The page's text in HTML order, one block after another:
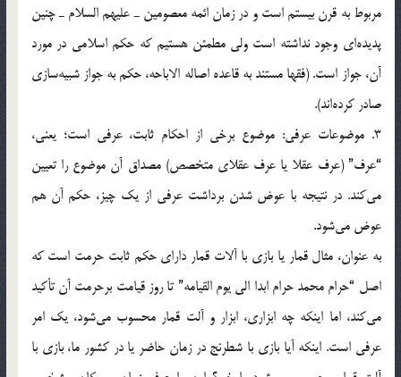
مربوط به قرن بيستم است و در زمان ائمه معصومين ـ عليهم السلام ـ چنين
پديده‌اي وجود نداشته است ولي مطمئن هستيم که حکم اسلامي در مورد
آن، جواز است. (فقها مستند به قاعده اصاله الاباحه، حکم به جواز شبيه‌سازي
صادر کرده‌اند).
3. موضوعات عرفي: موضوع برخي از احکام ثابت، عرفي است؛ يعني،
“عرف” (عرف عقلا یا عرف عقلای متخصص) مصداق آن موضوع را تعيين
مي‌کند. در نتيجه با عوض شدن برداشت عرفي از يک چيز، حکم آن هم
عوض مي‌شود.
به عنوان، مثال قمار يا بازي با آلات قمار داراي حکم ثابت حرمت است که
اصل “حرام محمد حرام ابدا الي يوم القيامه” تا روز قيامت برحرمت آن تأکيد
مي‌کند، اما اينکه چه ابزاري، ابزار و آلت قمار محسوب مي‌شود، يک امر
عرفي است. اينکه آيا بازي با شطرنج در زمان حاضر يا در کشور ما، بازي با